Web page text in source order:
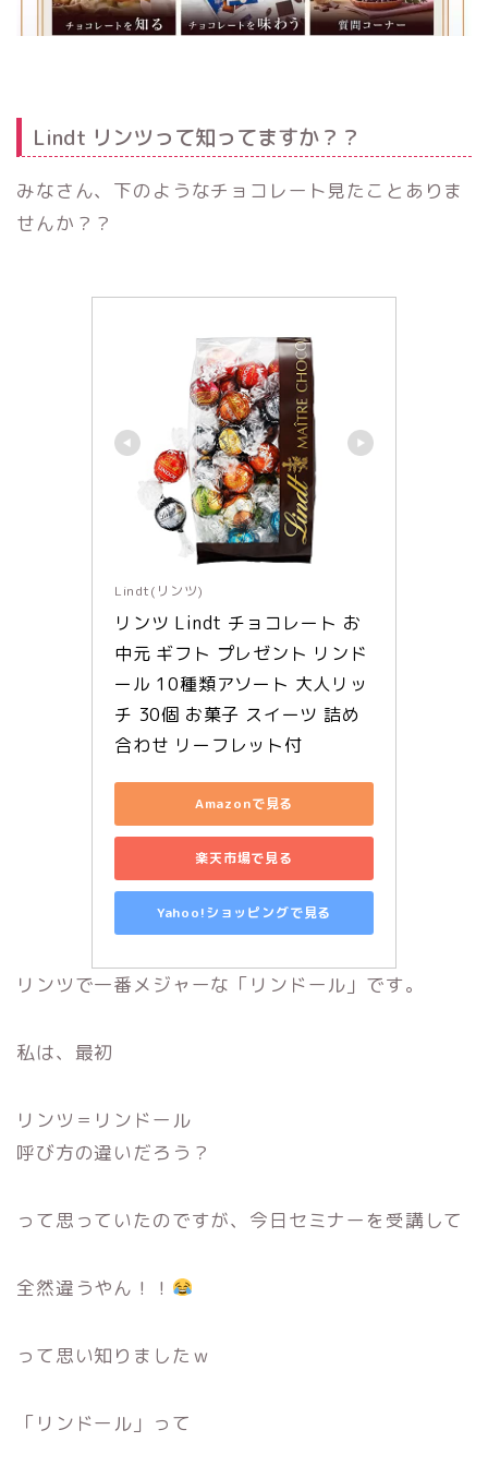
Lindt リンツって知ってますか？？
みなさん、下のようなチョコレート見たことありま
せんか？？
Lindt(リンツ)
リンツ Lindt チョコレート お
中元 ギフト プレゼント リンド
ール 10種類アソート 大人リッ
チ 30個 お菓子 スイーツ 詰め
合わせ リーフレット付
Amazonで見る
楽天市場で見る
Yahoo!ショッピングで見る
リンツで一番メジャーな「リンドール」です。
私は、最初
リンツ＝リンドール
呼び方の違いだろう？
って思っていたのですが、今日セミナーを受講して
全然違うやん！！
って思い知りましたｗ
「リンドール」って